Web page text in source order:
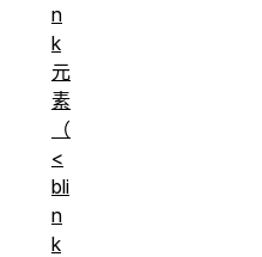
n
k
元
素
（
<
bli
n
k